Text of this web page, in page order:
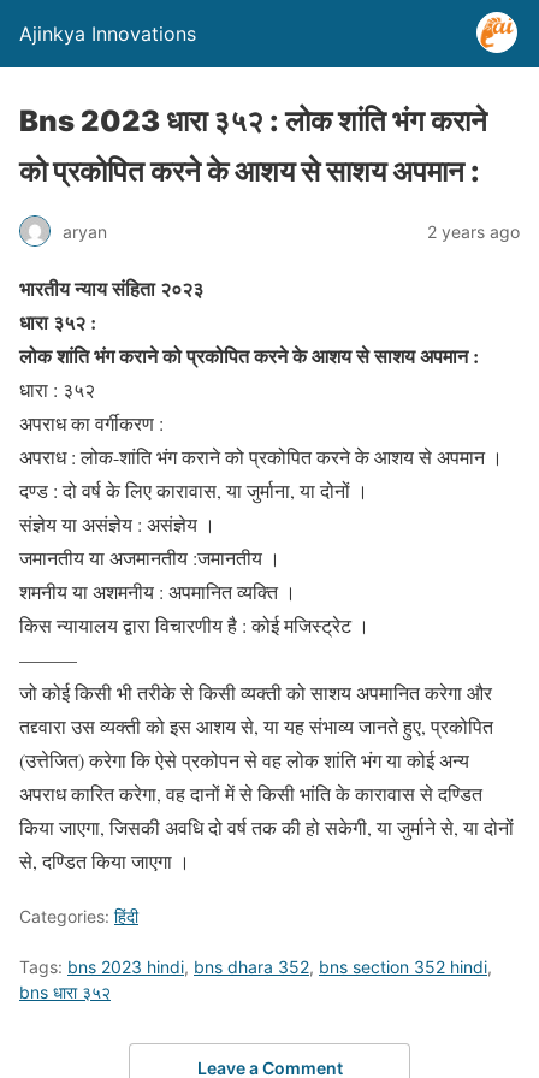
Ajinkya Innovations
Bns 2023 धारा ३५२ : लोक शांति भंग कराने
को प्रकोपित करने के आशय से साशय अपमान :
aryan 2 years ago
भारतीय न्याय संहिता २०२३
धारा ३५२ :
लोक शांति भंग कराने को प्रकोपित करने के आशय से साशय अपमान :
धारा : ३५२
अपराध का वर्गीकरण :
अपराध : लोक-शांति भंग कराने को प्रकोपित करने के आशय से अपमान ।
दण्ड : दो वर्ष के लिए कारावास, या जुर्माना, या दोनों ।
संज्ञेय या असंज्ञेय : असंज्ञेय ।
जमानतीय या अजमानतीय :जमानतीय ।
शमनीय या अशमनीय : अपमानित व्यक्ति ।
किस न्यायालय द्वारा विचारणीय है : कोई मजिस्ट्रेट ।
———
जो कोई किसी भी तरीके से किसी व्यक्ती को साशय अपमानित करेगा और
तद्द्वारा उस व्यक्ती को इस आशय से, या यह संभाव्य जानते हुए, प्रकोपित
(उत्तेजित) करेगा कि ऐसे प्रकोपन से वह लोक शांति भंग या कोई अन्य
अपराध कारित करेगा, वह दानों में से किसी भांति के कारावास से दण्डित
किया जाएगा, जिसकी अवधि दो वर्ष तक की हो सकेगी, या जुर्माने से, या दोनों
से, दण्डित किया जाएगा ।
Categories: हिंदी
Tags: bns 2023 hindi, bns dhara 352, bns section 352 hindi,
bns धारा ३५२
Leave a Comment